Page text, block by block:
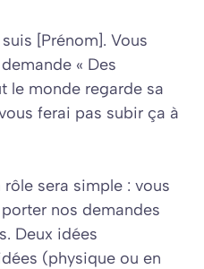
[Prénom]. Vous
« Des
le monde regarde sa
ferai pas subir ça à
sera simple : vous
nos demandes
Deux idées
(physique ou en